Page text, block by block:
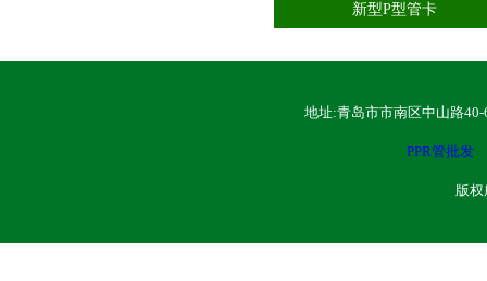
新型P型管卡
地址:青岛市市南区中山路40-
PPR管批发
版